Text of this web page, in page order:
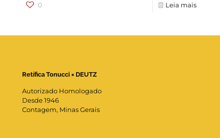
0 Leia mais
Retífica Tonucci × DEUTZ
Autorizado Homologado
Desde 1946
Contagem, Minas Gerais